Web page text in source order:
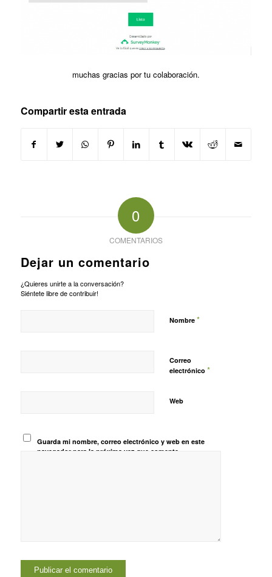
muchas gracias por tu colaboración.
Compartir esta entrada
0
COMENTARIOS
Dejar un comentario
¿Quieres unirte a la conversación?
Siéntete libre de contribuir!
Nombre *
Correo
electrónico *
Web
Guarda mi nombre, correo electrónico y web en este
navegador para la próxima vez que comente.